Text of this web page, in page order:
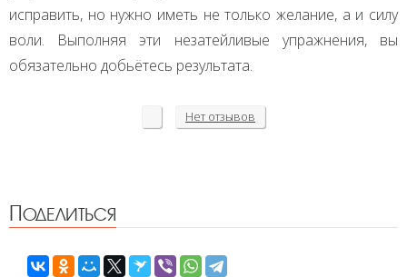
исправить, но нужно иметь не только желание, а и силу
воли. Выполняя эти незатейливые упражнения, вы
обязательно добьётесь результата.
Нет отзывов
Поделиться